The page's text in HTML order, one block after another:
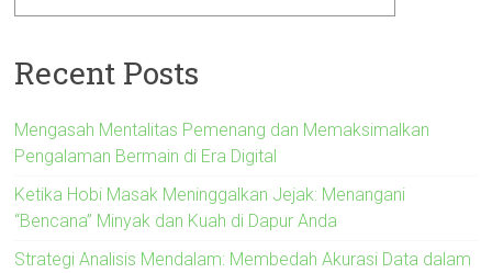
Recent Posts
Mengasah Mentalitas Pemenang dan Memaksimalkan
Pengalaman Bermain di Era Digital
Ketika Hobi Masak Meninggalkan Jejak: Menangani
“Bencana” Minyak dan Kuah di Dapur Anda
Strategi Analisis Mendalam: Membedah Akurasi Data dalam